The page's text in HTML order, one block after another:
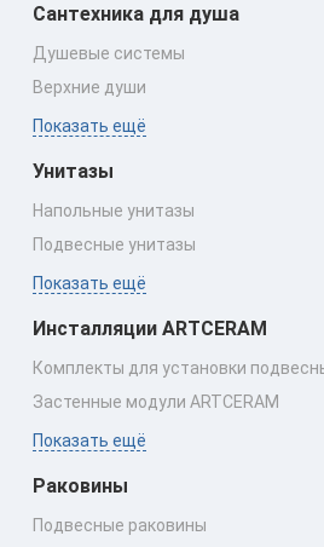
Сантехника для душа
Душевые системы
Верхние души
Показать ещё
Унитазы
Напольные унитазы
Подвесные унитазы
Показать ещё
Инсталляции ARTCERAM
Комплекты для установки
Застенные модули ARTCERAM
Показать ещё
Раковины
Подвесные раковины